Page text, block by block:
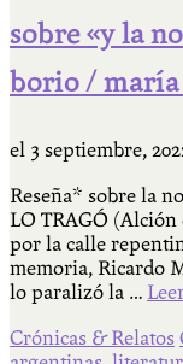
sobre «y la
borio /
el 3 septiembre,
Reseña* sobre la
LO TRAGÓ
por la calle
memoria, Ricardo
lo paralizó la …
Crónicas & Relatos